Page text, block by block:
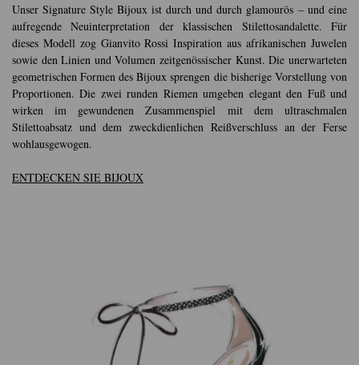
Unser Signature Style Bijoux ist durch und durch glamourös – und eine
aufregende Neuinterpretation der klassischen Stilettosandalette. Für
dieses Modell zog Gianvito Rossi Inspiration aus afrikanischen Juwelen
sowie den Linien und Volumen zeitgenössischer Kunst. Die unerwarteten
geometrischen Formen des Bijoux sprengen die bisherige Vorstellung von
Proportionen. Die zwei runden Riemen umgeben elegant den Fuß und
wirken im gewundenen Zusammenspiel mit dem ultraschmalen
Stilettoabsatz und dem zweckdienlichen Reißverschluss an der Ferse
wohlausgewogen.
ENTDECKEN SIE BIJOUX